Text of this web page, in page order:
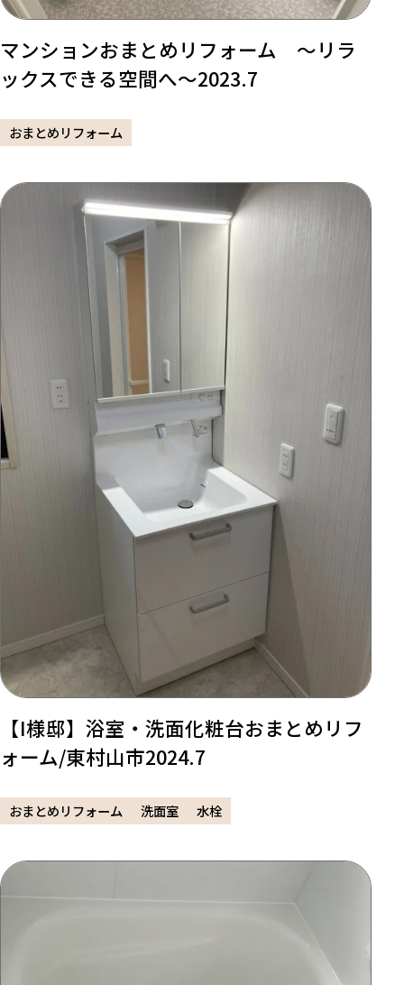
マンションおまとめリフォーム ～リラ
ックスできる空間へ～2023.7
おまとめリフォーム
【I様邸】浴室・洗面化粧台おまとめリフ
ォーム/東村山市2024.7
おまとめリフォーム 洗面室 水栓